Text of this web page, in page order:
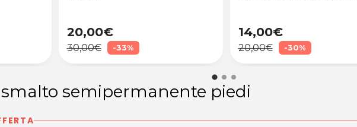
20,00€
30,00€ -33%
14,00€
20,00€ -30%
semipermanente piedi